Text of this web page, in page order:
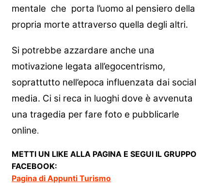
mentale che porta l’uomo al pensiero della
propria morte attraverso quella degli altri.
Si potrebbe azzardare anche una
motivazione legata all’egocentrismo,
soprattutto nell’epoca influenzata dai social
media. Ci si reca in luoghi dove è avvenuta
una tragedia per fare foto e pubblicarle
online.
METTI UN LIKE ALLA PAGINA E SEGUI IL GRUPPO
FACEBOOK:
Pagina di Appunti Turismo